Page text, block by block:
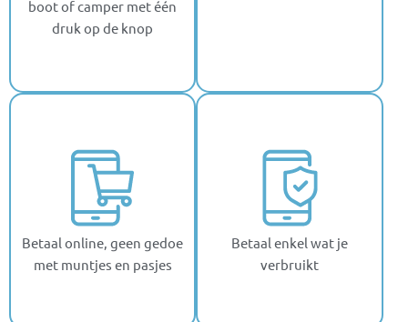
boot of camper met één
druk op de knop
Betaal online, geen gedoe
met muntjes en pasjes
Betaal enkel wat je
verbruikt